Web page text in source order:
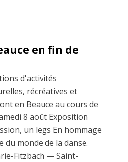
en fin de
d'activités
récréatives et
en Beauce au cours de
8 août Exposition
un legs En hommage
du monde de la danse.
Fitzbach — Saint-